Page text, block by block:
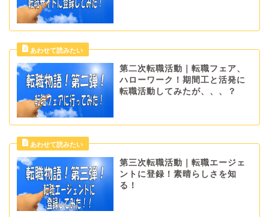
第二次転職活動｜転職フェア、
ハローワーク！期間工と活発に
転職活動してみたが、、、？
第三次転職活動｜転職エージェ
ントに登録！素晴らしさを知
る！